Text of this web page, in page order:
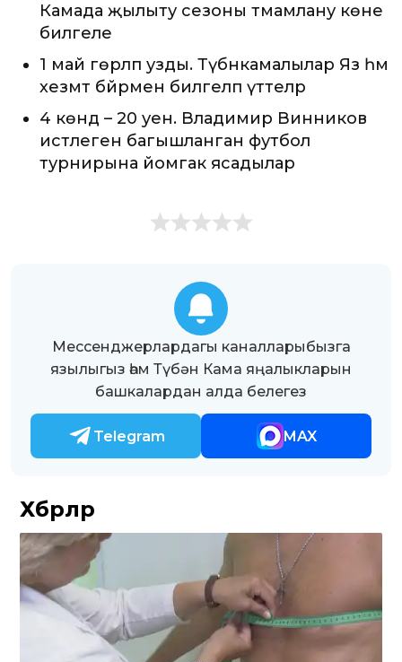
Камада җылыту сезоны тәмамлану көне
билгеле
1 май гөрләп узды. Түбәнкамалылар Яз һәм
хезмәт бәйрәмен билгеләп үттеләр
4 көндә – 20 уен. Владимир Винников
истәлегенә багышланган футбол
турнирына йомгак ясадылар
Мессенджерлардагы каналларыбызга
язылыгыз һәм Түбән Кама яңалыкларын
башкалардан алда белегез
Telegram MAX
Хәбәрләр